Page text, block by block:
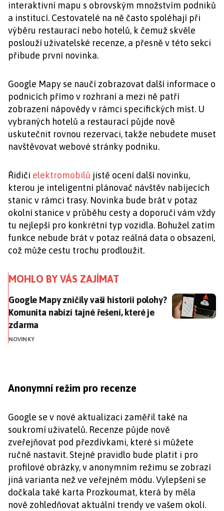
interaktivní mapu s obrovským množstvím podniků
a institucí. Cestovatelé na ně často spoléhají při
výběru restaurací nebo hotelů, k čemuž skvěle
poslouží uživatelské recenze, a přesně v této sekci
přibude první novinka.
Google Mapy se naučí zobrazovat další informace o
podnicích přímo v rozhraní a mezi ně patří
zobrazení nápovědy v rámci specifických míst. U
vybraných hotelů a restaurací půjde nově
uskutečnit rovnou rezervaci, takže nebudete muset
navštěvovat webové stránky podniku.
Řidiči elektromobilů jistě ocení další novinku,
kterou je inteligentní plánovač návštěv nabíjecích
stanic v rámci trasy. Novinka bude brát v potaz
okolní stanice v průběhu cesty a doporučí vám vždy
tu nejlepší pro konkrétní typ vozidla. Bohužel zatím
funkce nebude brát v potaz reálná data o obsazení,
což může cestu trochu prodloužit.
MOHLO BY VÁS ZAJÍMAT
Google Mapy zničily vaši historii polohy? Komunita
Google Mapy zničily vaši historii polohy?
Komunita nabízí tajné řešení, které je
zdarma
NOVINKY
Anonymní režim pro recenze
Google se v nové aktualizaci zaměřil také na
soukromí uživatelů. Recenze půjde nově
zveřejňovat pod přezdívkami, které si můžete
ručně nastavit. Stejné pravidlo bude platit i pro
profilové obrázky, v anonymním režimu se zobrazí
jiná varianta než ve veřejném módu. Vylepšení se
dočkala také karta Prozkoumat, která by měla
nově zohledňovat aktuální trendy ve vašem okolí.